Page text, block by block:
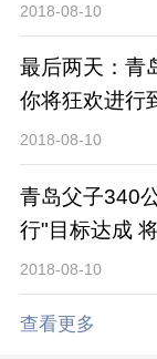
2018-08-10
最后两天：青
你将狂欢进行
2018-08-10
青岛父子340
行"目标达成
2018-08-10
查看更多